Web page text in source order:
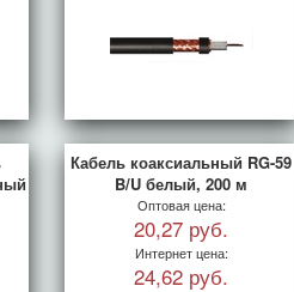
Кабель коаксиальный RG-59
B/U белый, 200 м
Оптовая цена:
20,27 руб.
Интернет цена:
24,62 руб.